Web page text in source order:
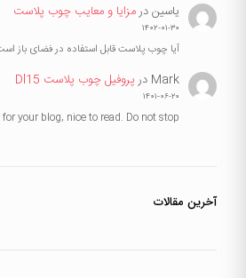
یاسیندرمزایا و معایب چوب پلاست
۱۴۰۲-۰۱-۳۰
آیا چوب پلاست قابل استفاده در فضای باز
Mark درپروفیل چوب پلاست Dl15
۱۴۰۱-۰۶-۲۰
your blog, nice to read. Do not stop.
آخرین مقالات